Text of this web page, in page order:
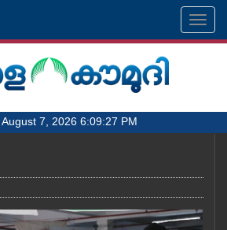
August 7, 2026 6:09:27 PM